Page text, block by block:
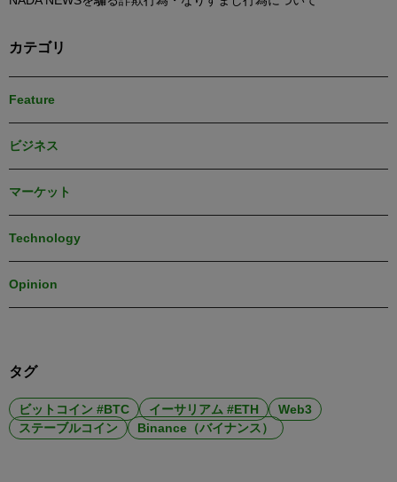
カテゴリ
Feature
ビジネス
マーケット
Technology
Opinion
タグ
ビットコイン #BTC イーサリアム #ETH
Web3
ステーブルコイン
Binance（バイナンス）